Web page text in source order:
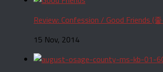
Review: Confession / Good Friends (
15 Nov, 2014